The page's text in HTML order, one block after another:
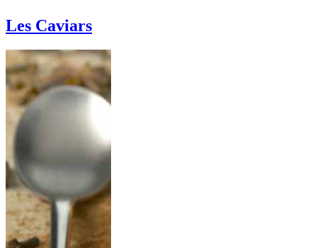
Les Caviars